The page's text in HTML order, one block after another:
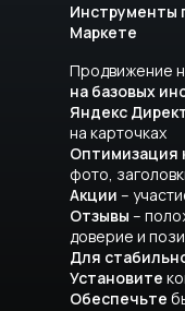
Инструменты
Маркете
Продвижение
на базовых
Яндекс
на карточках
Оптимизация
фото,
Акции –
Отзывы –
доверие и
Для
Установите
Обеспечьте